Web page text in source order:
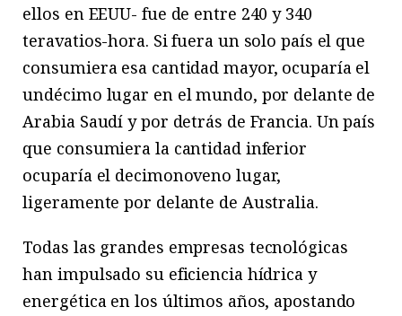
ellos en EEUU- fue de entre 240 y 340
teravatios-hora. Si fuera un solo país el que
consumiera esa cantidad mayor, ocuparía el
undécimo lugar en el mundo, por delante de
Arabia Saudí y por detrás de Francia. Un país
que consumiera la cantidad inferior
ocuparía el decimonoveno lugar,
ligeramente por delante de Australia.
Todas las grandes empresas tecnológicas
han impulsado su eficiencia hídrica y
energética en los últimos años, apostando